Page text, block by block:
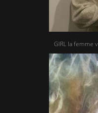
GIRL la femme